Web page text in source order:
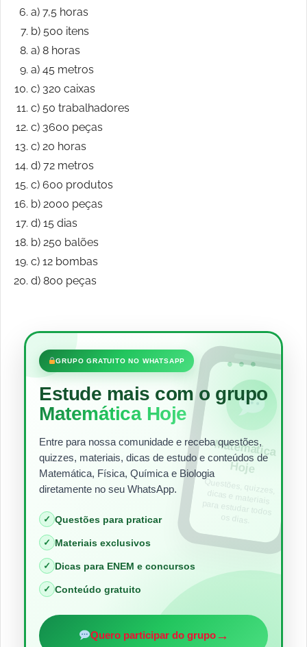
a) 7,5 horas
b) 500 itens
a) 8 horas
a) 45 metros
c) 320 caixas
c) 50 trabalhadores
c) 3600 peças
c) 20 horas
d) 72 metros
c) 600 produtos
b) 2000 peças
d) 15 dias
b) 250 balões
c) 12 bombas
d) 800 peças
•••
GRUPO GRATUITO NO WHATSAPP
Estude mais com o grupo
Matemática Hoje
Entre para nossa comunidade e receba questões,
quizzes, materiais, dicas de estudo e conteúdos de
Matemática, Física, Química e Biologia
diretamente no seu WhatsApp.
✓ Questões para praticar
✓ Materiais exclusivos
✓ Dicas para ENEM e concursos
✓ Conteúdo gratuito
Quero participar do grupo→
Matem
ática
Hoje
Questões, quizzes,
dicas e materiais
para estudar todos
os dias.